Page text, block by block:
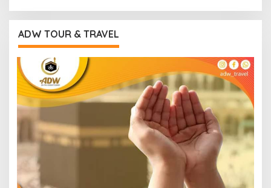
ADW TOUR & TRAVEL